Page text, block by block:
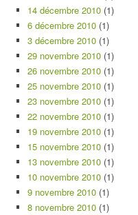
14 décembre 2010 (1)
6 décembre 2010 (1)
3 décembre 2010 (1)
29 novembre 2010 (1)
26 novembre 2010 (1)
25 novembre 2010 (1)
23 novembre 2010 (1)
22 novembre 2010 (1)
19 novembre 2010 (1)
15 novembre 2010 (1)
13 novembre 2010 (1)
10 novembre 2010 (1)
9 novembre 2010 (1)
8 novembre 2010 (1)